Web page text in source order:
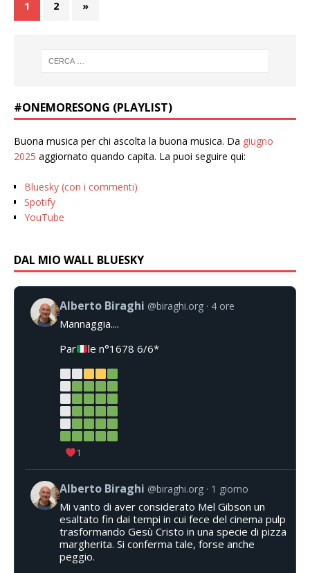
1 2 »
#ONEMORESONG (PLAYLIST)
Buona musica per chi ascolta la buona musica. Da giugno
2025 aggiornato quando capita. La puoi seguire qui:
Bluesky (con i commenti)
Spotify
YouTube
DAL MIO WALL BLUESKY
Alberto Biraghi @biraghi.org 4 ore
Mannaggia....
Par
le n°1678 6/6*
1
Alberto Biraghi @biraghi.org 1 giorno
Mi vanto di aver considerato Mel Gibson un
esaltato fin dai tempi in cui fece del cinema pulp
trasformando Gesù Cristo in una specie di pizza
margherita. Si conferma tale, forse anche
peggio.